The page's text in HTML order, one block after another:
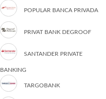
POPULAR BANCA PRIVADA
PRIVAT BANK DEGROOF
SANTANDER PRIVATE
BANKING
TARGOBANK